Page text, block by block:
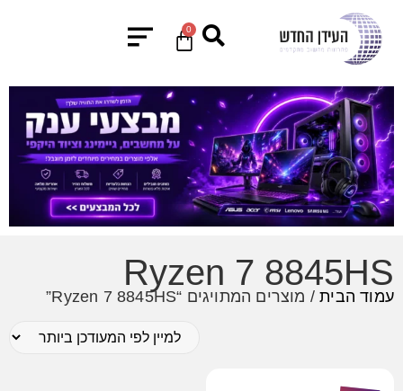
0
Ryzen 7 8845HS
עמוד הבית/ מוצרים המתויגים “Ryzen 7 8845HS”